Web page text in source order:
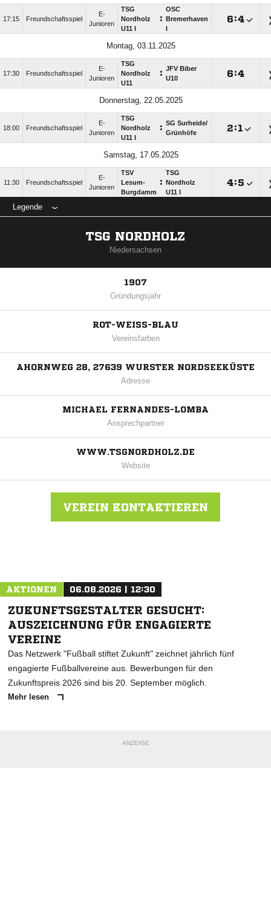
17:15 Freundschaftsspiel
E-
Junioren
TSG
Nordholz
U11 I
:
OSC
Bremerhaven
:
Montag, 03.11.2025
17:30 Freundschaftsspiel
E-
Junioren
TSG
Nordholz
U11
: JFV Biber
U10
:
Donnerstag, 22.05.2025
18:00 Freundschaftsspiel
E-
Junioren
TSG
Nordholz
U11 I
: SG Surheide/​
Grünhöfe
:
Samstag, 17.05.2025
11:30 Freundschaftsspiel
E-
Junioren
TSV
Lesum-
Burgdamm
:
TSG
Nordholz
U11 I
:
Legende
TSG NORDHOLZ
Niedersachsen
1907
Gründungsjahr
ROT-WEISS-BLAU
Vereinsfarben
AHORNWEG 28, 27639 WURSTER NORDSEEKÜSTE
Adresse
MICHAEL FERNANDES-LOMBA
Ansprechpartner
WWW.TSGNORDHOLZ.DE
Website
VEREIN KONTAKTIEREN
AKTIONEN 06.08.2026 | 12:30
ZUKUNFTSGESTALTER GESUCHT:
AUSZEICHNUNG FÜR ENGAGIERTE
VEREINE
Das Netzwerk "Fußball stiftet Zukunft" zeichnet jährlich fünf
engagierte Fußballvereine aus. Bewerbungen für den
Zukunftspreis 2026 sind bis 20. September möglich.
Mehr lesen
ANZEIGE